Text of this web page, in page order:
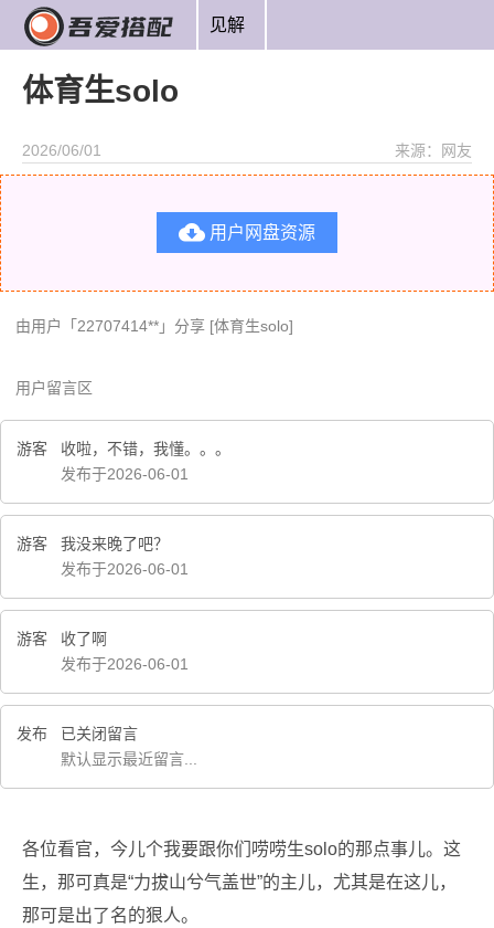
见解
体育生solo
2026/06/01 来源：网友
 用户网盘资源
由用户「22707414**」分享 [体育生solo]
用户留言区
游客
收啦，不错，我懂。。。
发布于2026-06-01
游客
我没来晚了吧？
发布于2026-06-01
游客
收了啊
发布于2026-06-01
发布
已关闭留言
默认显示最近留言...
各位看官，今儿个我要跟你们唠唠生solo的那点事儿。这
生，那可真是“力拔山兮气盖世”的主儿，尤其是在这儿，
那可是出了名的狠人。